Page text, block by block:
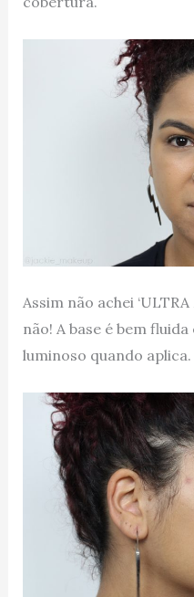
Assim não achei
não! A base é bem
luminoso quando aplica.